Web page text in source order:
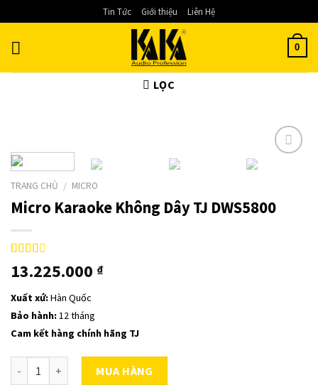
to
content
Tin Tức Giới thiệu Liên Hệ
0
LỌC
TRANG CHỦ / MICRO
Micro Karaoke Không Dây TJ DWS5800
2.38
trên 5
trên
13
đánh
giá
13.225.000 ₫
Xuất xứ:Hàn Quốc
Bảo hành:12 tháng
Cam kết hàng chính hãng TJ
Số lượng MUA HÀNG